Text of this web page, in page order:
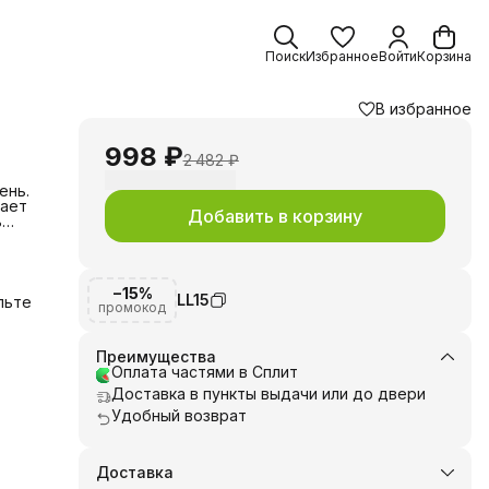
ПоискИзбранноеВойтиКорзина
в
и
В избранное
998 ₽2 482 ₽
Добавить в корзину
−15%
промокод LL15
Преимущества
Оплата частями в Сплит
Доставка в пункты выдачи или до двери
Удобный возврат
Доставка